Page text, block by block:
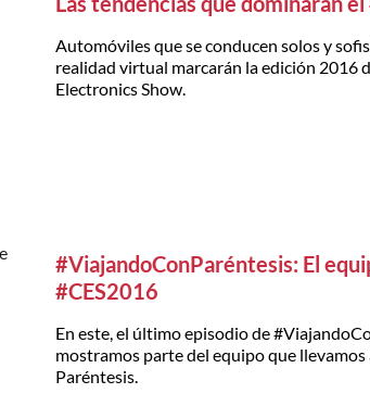
Automóviles que se conducen solos y
realidad virtual marcarán la edición 2016
Electronics Show.
#ViajandoConParéntesis: El
#CES2016
En este, el último episodio de
mostramos parte del equipo que llevamos
Paréntesis.